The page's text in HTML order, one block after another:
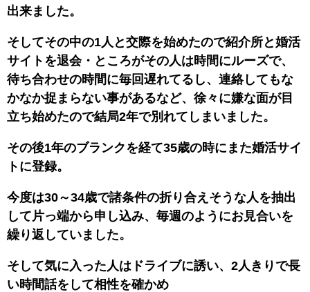
出来ました。
そしてその中の1人と交際を始めたので紹介所と婚活
サイトを退会・ところがその人は時間にルーズで、
待ち合わせの時間に毎回遅れてるし、連絡してもな
かなか捉まらない事があるなど、徐々に嫌な面が目
立ち始めたので結局2年で別れてしまいました。
その後1年のブランクを経て35歳の時にまた婚活サイ
トに登録。
今度は30～34歳で諸条件の折り合えそうな人を抽出
して片っ端から申し込み、毎週のようにお見合いを
繰り返していました。
そして気に入った人はドライブに誘い、2人きりで長
い時間話をして相性を確かめ